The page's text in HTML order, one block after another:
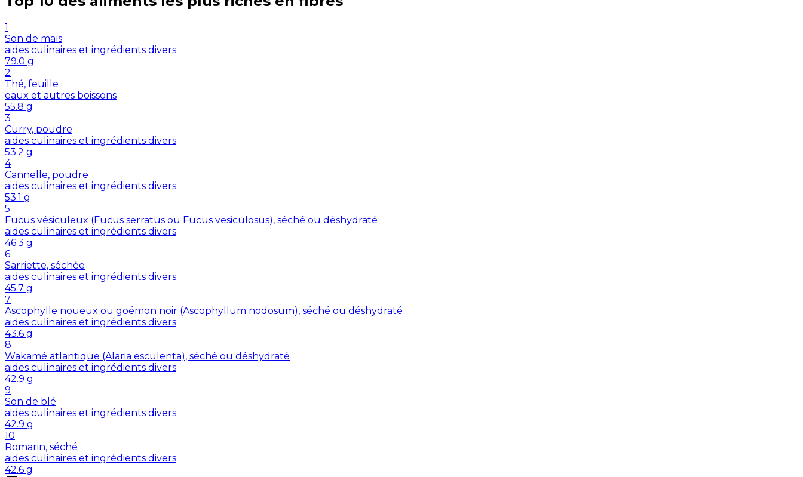
1
Son de maïs
aides culinaires et ingrédients divers
79.0 g
2
Thé, feuille
eaux et autres boissons
55.8 g
3
Curry, poudre
aides culinaires et ingrédients divers
53.2 g
4
Cannelle, poudre
aides culinaires et ingrédients divers
53.1 g
5
Fucus vésiculeux (Fucus serratus ou Fucus vesiculosus), séché ou déshydraté
aides culinaires et ingrédients divers
46.3 g
6
Sarriette, séchée
aides culinaires et ingrédients divers
45.7 g
7
Ascophylle noueux ou goémon noir (Ascophyllum nodosum), séché ou déshydraté
aides culinaires et ingrédients divers
43.6 g
8
Wakamé atlantique (Alaria esculenta), séché ou déshydraté
aides culinaires et ingrédients divers
42.9 g
9
Son de blé
aides culinaires et ingrédients divers
42.9 g
10
Romarin, séché
aides culinaires et ingrédients divers
42.6 g